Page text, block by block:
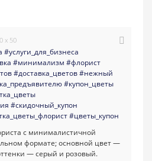
x 50
#услуги_для_бизнеса
#минимализм #флорист
#доставка_цветов#нежный
#купон_цветы
#скидочный_купон
#цветы_купон